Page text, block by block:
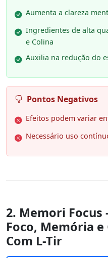
Aumenta a clareza
Ingredientes de alta
e Colina
Auxilia na redução do
Pontos Negativos
Efeitos podem variar
Necessário uso
2. Memori
Foco, Memória
Com L-Tir